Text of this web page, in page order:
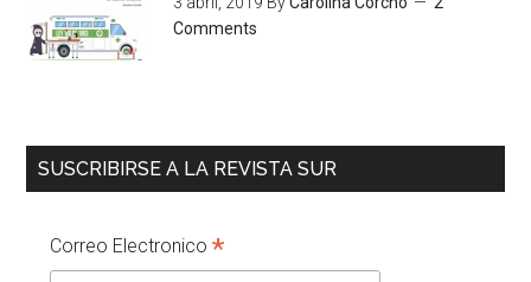
Comments
SUSCRIBIRSE A LA REVISTA SUR
Correo Electronico*